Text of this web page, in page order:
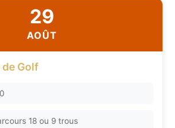
29
AOÛT
Golf
18 ou 9 trous